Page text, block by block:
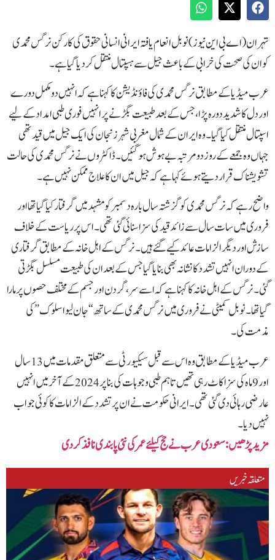
تہران (اے بی این نیوز) نوبل انعام یافتہ ایرانی انسانی حقوق کی کارکن نرگس محمدی
کو ان کی صحت کی خرابی کے باعث جیل سے ہسپتال منتقل کر دیا گیا ہے۔
عرب میڈیا کے مطابق نرگس محمدی کی فاؤنڈیشن کا کہنا ہے کہ انہیں دو مکمل دورے
اور دل کا شدید دورہ پڑا، جس کے بعد طبیعت بگڑنے پر انہیں فوری طبی امداد کے لیے
اسپتال منتقل کیا گیا۔وہ ایران کے شمال مغربی شہر زنجان کی ایک جیل میں قید تھی
جہاں وہ جمعے کے روز دو مرتبہ بے ہوش ہوگئیں۔ڈاکٹروں نے نرگس محمدی کی حالت
تشویشناک قرار دیتے ہوئے کہا ہے کہ جیل میں ان کا علاج ممکن نہیں ہے۔
واضح رہے کہ نرگس محمدی کو گزشتہ سال بارہ دسمبر کو مشہد میں گرفتار کیا گیا تھا اور
فروری میں سات سال سے زائد قید کی سزا سنائی گئی تھی۔ اس پر ریاست کے خلاف
سازش اور دیگر الزامات عائد کیے گئے ہیں۔نرگس کے اہل خانہ کے مطابق گرفتاری
کے دوران انہیں تشدد کا نشانہ بھی بنایا گیا جس کے بعد ان کی طبیعت مسلسل بگڑتی
گئی۔نرگس کے اہل خانہ کا کہنا ہے کہ اسے سر، گردن اور جسم کے مختلف حصوں پر مارا
گیا تھا۔نوبل کمیٹی نے فروری میں نرگس محمدی کے ساتھ “جان لیوا سلوک” کی
مذمت کی۔
عرب میڈیا کے مطابق وہ اس سے قبل سیکیورٹی سے متعلق مقدمات میں 13 سال
اور 9 ماہ کی سزا کاٹ رہی تھیں تاہم طبی وجوہات کی بنا پر 2024 کے آخر میں انہیں
عارضی رہائی دی گئی تھی۔ایرانی حکومت نے ان پر تشدد کے الزامات کا کوئی جواب
نہیں دیا۔
مزید پڑھیں‌:سعودی عرب نے حج کیلئے عمر کی نئی پابندی نافذ کردی
متعلقہ خبریں